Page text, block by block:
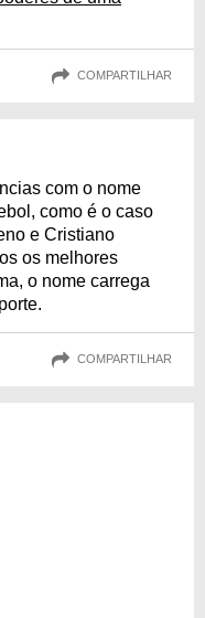
COMPARTILHAR
com o nome
como é o caso
e Cristiano
os melhores
o nome carrega
COMPARTILHAR